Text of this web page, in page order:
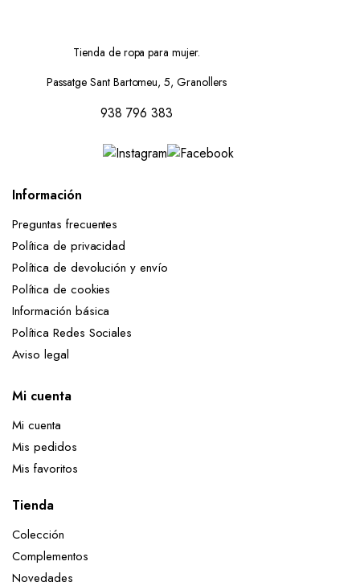
Tienda de ropa para mujer.
Passatge Sant Bartomeu, 5, Granollers
938 796 383
Información
Preguntas frecuentes
Política de privacidad
Política de devolución y envío
Política de cookies
Información básica
Política Redes Sociales
Aviso legal
Mi cuenta
Mi cuenta
Mis pedidos
Mis favoritos
Tienda
Colección
Complementos
Novedades